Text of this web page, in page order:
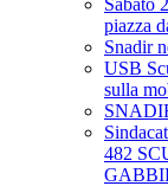
Sabato
piazza
Snadir
USB
sulla
482